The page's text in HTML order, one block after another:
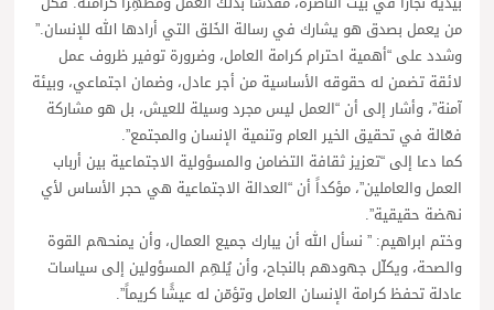
من يعمل بصدق هو يشارك في رسالة الخَلق التي أرادها الله للإنسان.”
وشدد على “أهمية احترام كرامة العامل، وضرورة توفير ظروف عمل
لائقة تضمن له حقوقه الأساسية من أجر عادل، وضمان اجتماعي، وبيئة
آمنة”، وأشار إلى أن “العمل ليس مجرد وسيلة للعيش، بل هو مشاركة
فعّالة في تحقيق الخير العام وتنمية الإنسان والمجتمع”.
كما دعا إلى “تعزيز ثقافة التضامن والمسؤولية الاجتماعية بين أرباب
العمل والعاملين”، مؤكداً أن “العدالة الاجتماعية هي حجر الأساس لأي
نهضة حقيقية”.
وختم ابراهيم: ” نسأل الله أن يبارك جميع العمال، وأن يمنحهم القوة
والصحة، ويكلّل جهودهم بالنجاح، وأن يُلهِم المسؤولين إلى سياسات
عادلة تحفظ كرامة الإنسان العامل وتؤمّن له عيشًا كريماً”.